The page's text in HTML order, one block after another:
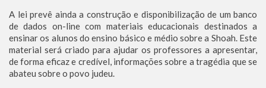
A lei prevê ainda a construção e disponibilização de um banco
de dados on-line com materiais educacionais destinados a
ensinar os alunos do ensino básico e médio sobre a Shoah. Este
material será criado para ajudar os professores a apresentar,
de forma eficaz e credível, informações sobre a tragédia que se
abateu sobre o povo judeu.